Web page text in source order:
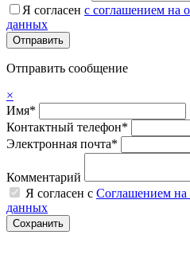
Я согласен с соглашением на
данных
Отправить сообщение
×
Имя*
Контактный телефон*
Электронная почта*
Комментарий
Я согласен с Соглашением на
данных